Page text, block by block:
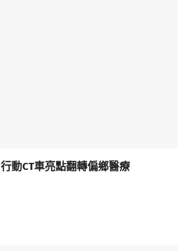
動CT車亮點翻轉偏鄉醫療